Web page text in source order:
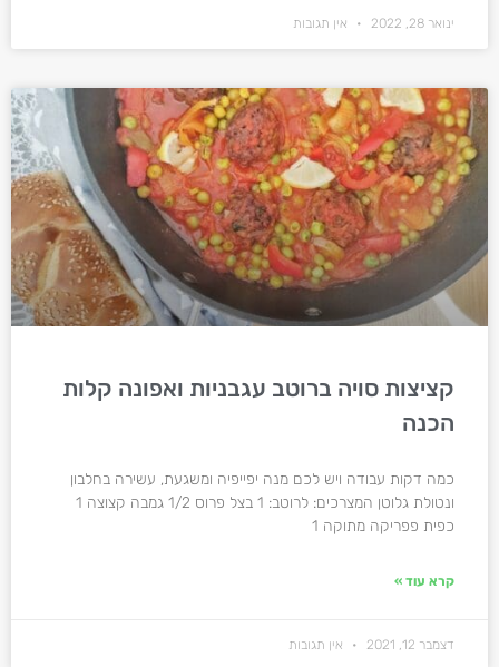
ינואר 28, 2022 אין תגובות
קציצות סויה ברוטב עגבניות ואפונה קלות
הכנה
כמה דקות עבודה ויש לכם מנה יפייפיה ומשגעת, עשירה בחלבון
ונטולת גלוטן המצרכים: לרוטב: 1 בצל פרוס 1/2 גמבה קצוצה 1
כפית פפריקה מתוקה 1
קרא עוד »
דצמבר 12, 2021 אין תגובות